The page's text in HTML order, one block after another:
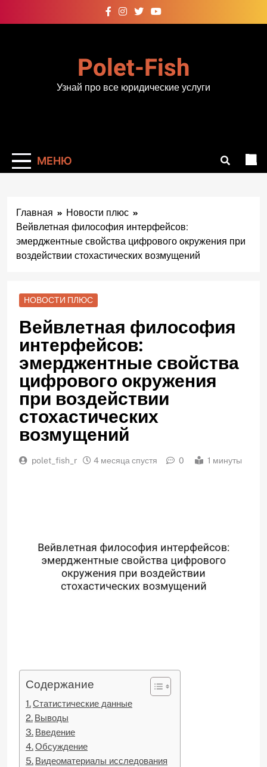
к
Polet-Fish
Узнай про все юридические услуги
МЕНЮ
Главная
Новости плюс
Вейвлетная философия интерфейсов:
эмерджентные свойства цифрового окружения при
воздействии стохастических возмущений
НОВОСТИ ПЛЮС
Вейвлетная философия
интерфейсов:
эмерджентные свойства
цифрового окружения
при воздействии
стохастических
возмущений
polet_fish_r 4 месяца спустя 0 1 минуты
Содержание
Статистические данные
Выводы
Введение
Обсуждение
Видеоматериалы исследования